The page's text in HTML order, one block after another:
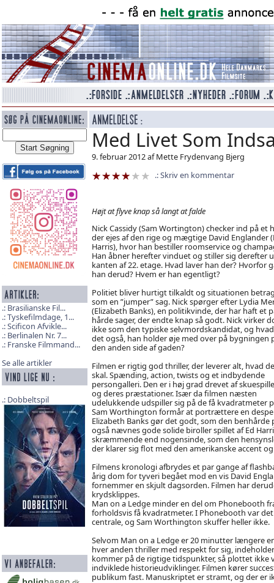
Brasilianske Fil...
Tyskefilmdage, 1...
Scificon Afvikle...
Berlinalen Nr. 7...
Franske Filmmand...
Se alle artikler
Dobbeltspil
Med Livet Som
9. februar 2012 af Mette Frydenvang Bjerg
Skriv en kommentar
Højt at flyve knap så langt at falde
Nick Cassidy (Sam Wortington) checker ind på et
der ejes af den rige og mægtige David Englander
Harris), hvor han bestiller roomservice og
Han åbner herefter vinduet og stiller sig derefter
kanten af 22. etage. Hvad laver han der? Hvorfor
han derud? Hvem er han egentligt?
Politiet bliver hurtigt tilkaldt og situationen
som en ”jumper” sag. Nick spørger efter Lydia
(Elizabeth Banks), en politikvinde, der har haft et
hårde sager, der endte knap så godt. Nick virker
ikke som den typiske selvmordskandidat, og
det også, han holder øje med over på bygningen
den anden side af gaden?
Filmen er rigtig god thriller, der leverer alt, hvad
skal. Spænding, action, twists og et indbydende
persongalleri. Den er i høj grad drevet af
og deres præstationer. Især da filmen næsten
udelukkende udspiller sig på de få kvadratmeter
Sam Worthington formår at portrættere en
Elizabeth Banks gør det godt, som den
også nævnes gode solide biroller spillet af Ed
skræmmende end nogensinde, som den
der klarer sig flot med den amerikanske accent
Filmens kronologi afbrydes et par gange af
årig dom for tyveri begået mod en vis David
fornemmer en skjult dagsorden. Filmen har
krydsklippes.
Man on a Ledge minder en del om Phonebooth
forholdsvis få kvadratmeter. I Phonebooth var
centrale, og Sam Worthington skuffer heller ikke.
Selvom Man on a Ledge er 20 minutter længere
hver anden thriller med respekt for sig,
kommer på de rigtige tidspunkter, så plottet
indviklede historieudviklinger. Filmen kører
publikum fast. Manuskriptet er stramt, og der er